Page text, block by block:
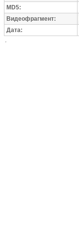
MD5:
Видеофрагмент:
Дата: